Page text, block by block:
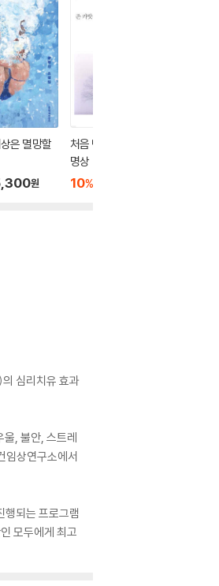
은 멸망할
원
처음 만나는 마음챙김
명상
10%
심리치유 효과
, 불안, 스트레
임상연구소에서
행되는 프로그램
모두에게 최고